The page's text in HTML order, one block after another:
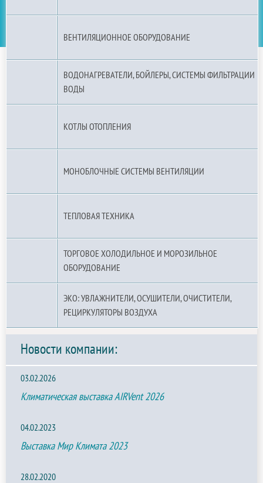
ВЕНТИЛЯЦИОННОЕ ОБОРУДОВАНИЕ
ВОДОНАГРЕВАТЕЛИ, БОЙЛЕРЫ, СИСТЕМЫ ФИЛЬТРАЦИИ
ВОДЫ
КОТЛЫ ОТОПЛЕНИЯ
МОНОБЛОЧНЫЕ СИСТЕМЫ ВЕНТИЛЯЦИИ
ТЕПЛОВАЯ ТЕХНИКА
ТОРГОВОЕ ХОЛОДИЛЬНОЕ И МОРОЗИЛЬНОЕ
ОБОРУДОВАНИЕ
ЭКО: УВЛАЖНИТЕЛИ, ОСУШИТЕЛИ, ОЧИСТИТЕЛИ,
РЕЦИРКУЛЯТОРЫ ВОЗДУХА
Новости компании:
03.02.2026
Климатическая выставка AIRVent 2026
04.02.2023
Выставка Мир Климата 2023
28.02.2020